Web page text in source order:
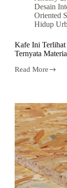
Desain
Oriented
Hidup
Kafe Ini
Ternyata
Read More